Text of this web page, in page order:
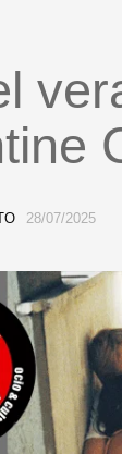
28/07/2025